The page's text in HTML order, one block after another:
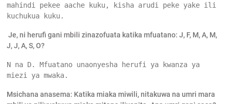
mahindi pekee aache kuku, kisha arudi peke yake ili
kuchukua kuku.
Je, ni herufi gani mbili zinazofuata katika mfuatano: J, F, M, A, M,
J, J, A, S, O?
N na D. Mfuatano unaonyesha herufi ya kwanza ya
miezi ya mwaka.
Msichana anasema: Katika miaka miwili, nitakuwa na umri mara